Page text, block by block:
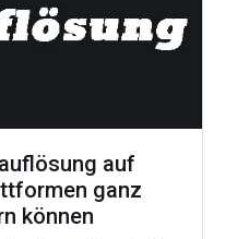
auf
ganz
können